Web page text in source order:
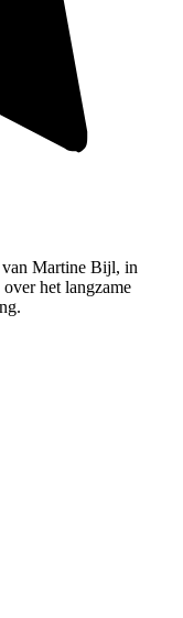
van Martine Bijl, in
het langzame